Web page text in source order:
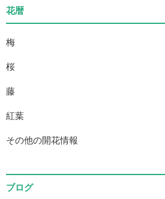
花暦
梅
桜
藤
紅葉
その他の開花情報
ブログ